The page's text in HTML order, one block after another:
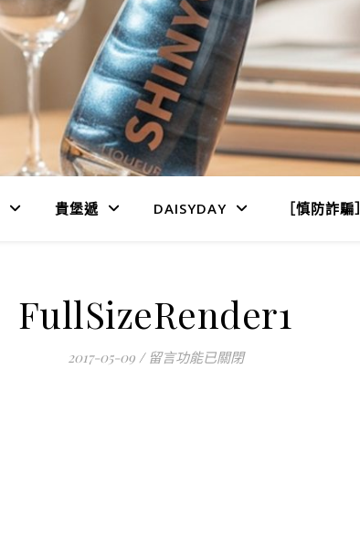
貴堡遞 DAISYDAY ［慎防詐騙
FullSizeRender1
2017-05-09 / 在〈FullSizeRender1〉中
留言功能已關閉